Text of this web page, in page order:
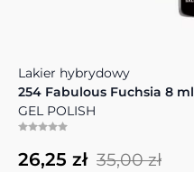
Lakier hybrydowy
254 Fabulous Fuchsia 8 ml
GEL POLISH
26,25 zł 35,00 zł